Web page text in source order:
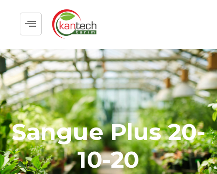
Sangue Plus 20-
10-20